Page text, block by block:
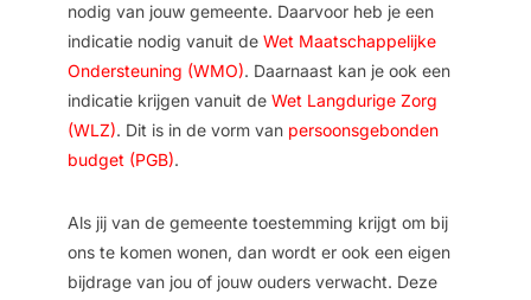
nodig van jouw gemeente. Daarvoor heb je een
indicatie nodig vanuit de Wet Maatschappelijke
Ondersteuning (WMO). Daarnaast kan je ook een
indicatie krijgen vanuit de Wet Langdurige Zorg
(WLZ). Dit is in de vorm van persoonsgebonden
budget (PGB).
Als jij van de gemeente toestemming krijgt om bij
ons te komen wonen, dan wordt er ook een eigen
bijdrage van jou of jouw ouders verwacht. Deze